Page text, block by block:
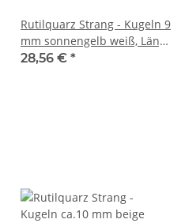
Rutilquarz Strang - Kugeln 9
mm sonnengelb weiß, Länge
39 cm /5232
28,56 € *